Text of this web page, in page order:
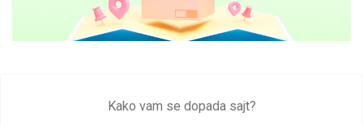
Kako vam se dopada sajt?